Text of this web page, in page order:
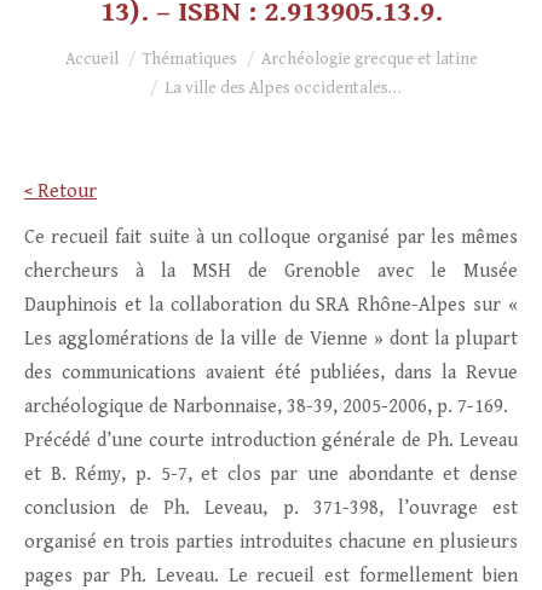
13). – ISBN : 2.913905.13.9.
Vous êtes ici :
Accueil Thématiques
Archéologie grecque et latine
La ville des Alpes occidentales…
< Retour
Ce recueil fait suite à un colloque organisé par les mêmes
chercheurs à la MSH de Grenoble avec le Musée
Dauphinois et la collaboration du SRA Rhône-Alpes sur «
Les agglomérations de la ville de Vienne » dont la plupart
des communications avaient été publiées, dans la Revue
archéologique de Narbonnaise, 38-39, 2005-2006, p. 7-169.
Précédé d’une courte introduction générale de Ph. Leveau
et B. Rémy, p. 5-7, et clos par une abondante et dense
conclusion de Ph. Leveau, p. 371-398, l’ouvrage est
organisé en trois parties introduites chacune en plusieurs
pages par Ph. Leveau. Le recueil est formellement bien